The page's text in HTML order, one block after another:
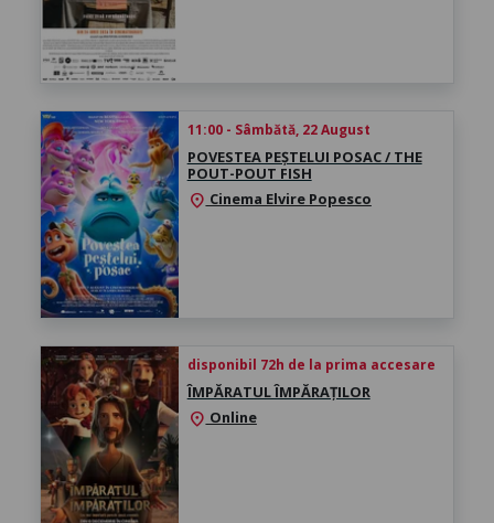
11:00 - Sâmbătă, 22 August
POVESTEA PEȘTELUI POSAC / THE
POUT-POUT FISH
location_on Cinema Elvire Popesco
disponibil 72h de la prima accesare
ÎMPĂRATUL ÎMPĂRAȚILOR
location_on Online